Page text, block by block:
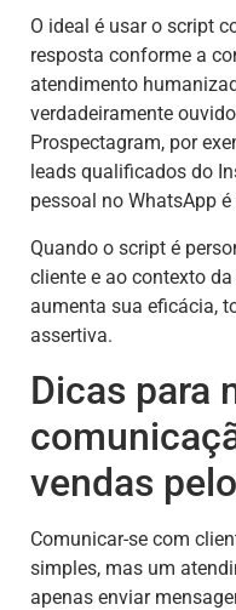
O ideal é usar o script
resposta conforme a
atendimento
verdadeiramente
Prospectagram, por
leads qualificados do
pessoal no WhatsApp
Quando o script é
cliente e ao contexto
aumenta sua eficácia,
assertiva.
Dicas para
vendas
Comunicar-se com
simples, mas um
apenas enviar